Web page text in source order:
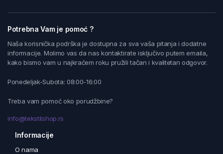
Potrebna Vam je pomoć ?
Naša korisnička podrška je dostupna za sva vaša pitanja i dodatne
informacije. Molimo vas da nas kontaktirate isključivo putem emaila,
kako bismo vam u najkraćem roku pružili tačan i kvalitetan odgovor.
Ponedeljak-Subota: 08:00-16:00
Treba vam pomoć oko porudžbine?
info@tekstilshop.rs
Informacije
O nama